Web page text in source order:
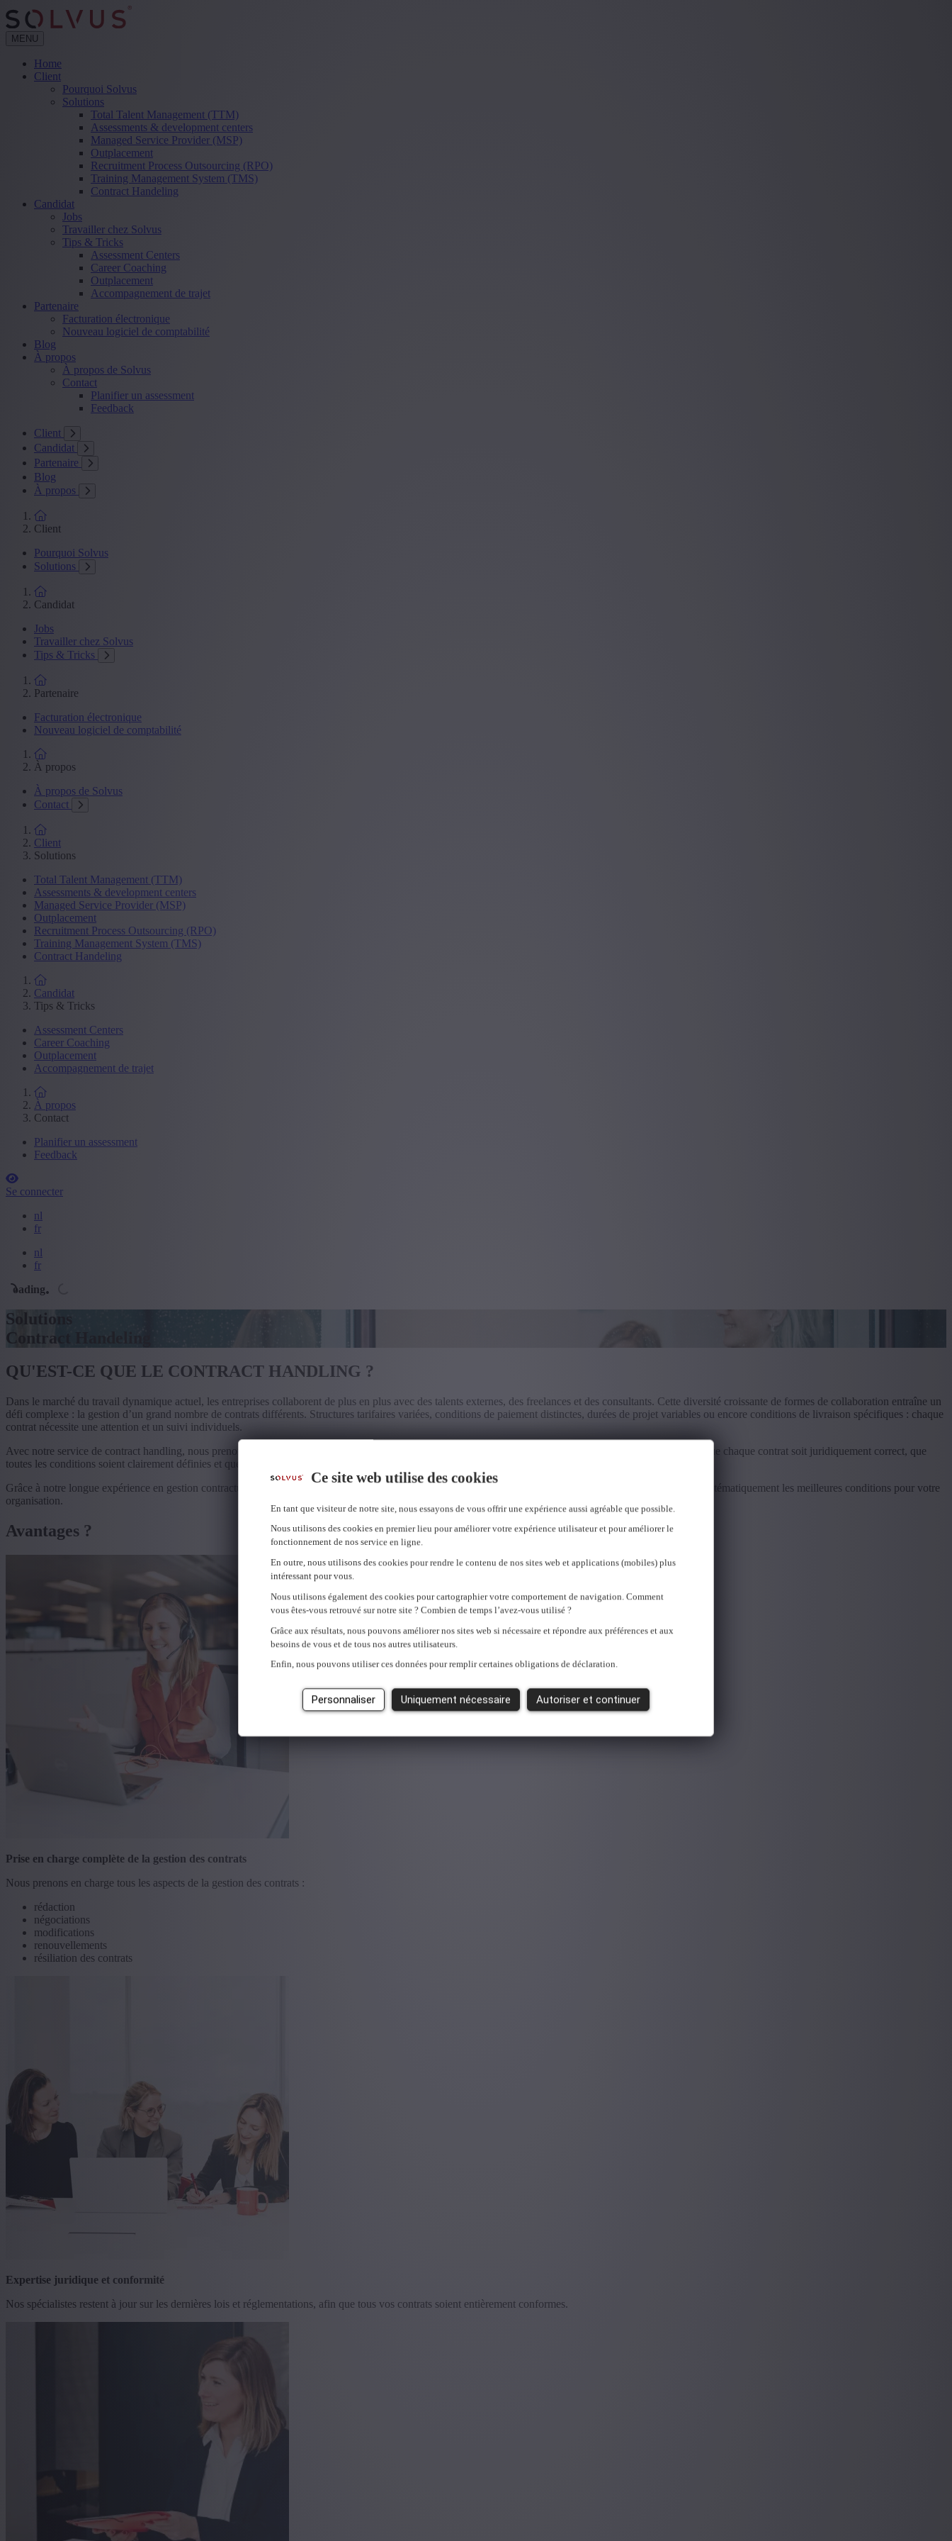
Ce site web utilise des cookies
En tant que visiteur de notre site, nous essayons de vous offrir une expérience aussi agréable que possible.
Nous utilisons des cookies en premier lieu pour améliorer votre expérience utilisateur et pour améliorer le
fonctionnement de nos service en ligne.
En outre, nous utilisons des cookies pour rendre le contenu de nos sites web et applications (mobiles) plus
intéressant pour vous.
Nous utilisons également des cookies pour cartographier votre comportement de navigation. Comment
vous êtes-vous retrouvé sur notre site ? Combien de temps l’avez-vous utilisé ?
Grâce aux résultats, nous pouvons améliorer nos sites web si nécessaire et répondre aux préférences et aux
besoins de vous et de tous nos autres utilisateurs.
Enfin, nous pouvons utiliser ces données pour remplir certaines obligations de déclaration.
Personnaliser Uniquement nécessaire Autoriser et continuer
MENU
Home
Client
Pourquoi Solvus
Solutions
Total Talent Management (TTM)
Assessments & development centers
Managed Service Provider (MSP)
Outplacement
Recruitment Process Outsourcing (RPO)
Training Management System (TMS)
Contract Handeling
Candidat
Jobs
Travailler chez Solvus
Tips & Tricks
Assessment Centers
Career Coaching
Outplacement
Accompagnement de trajet
Partenaire
Facturation électronique
Nouveau logiciel de comptabilité
Blog
À propos
À propos de Solvus
Contact
Planifier un assessment
Feedback
Client
Candidat
Partenaire
Blog
À propos
Client
Pourquoi Solvus
Solutions
Candidat
Jobs
Travailler chez Solvus
Tips & Tricks
Partenaire
Facturation électronique
Nouveau logiciel de comptabilité
À propos
À propos de Solvus
Contact
Client
Solutions
Total Talent Management (TTM)
Assessments & development centers
Managed Service Provider (MSP)
Outplacement
Recruitment Process Outsourcing (RPO)
Training Management System (TMS)
Contract Handeling
Candidat
Tips & Tricks
Assessment Centers
Career Coaching
Outplacement
Accompagnement de trajet
À propos
Contact
Planifier un assessment
Feedback
Se connecter
nl
fr
nl
fr
Loading...
Solutions
Contract Handeling
QU'EST-CE QUE LE CONTRACT HANDLING ?
Dans le marché du travail dynamique actuel, les entreprises collaborent de plus en plus avec des talents externes, des freelances et des consultants. Cette diversité croissante de formes de collaboration entraîne un
défi complexe : la gestion d’un grand nombre de contrats différents. Structures tarifaires variées, conditions de paiement distinctes, durées de projet variables ou encore conditions de livraison spécifiques : chaque
contrat nécessite une attention et un suivi individuels.
Avec notre service de contract handling, nous prenons en charge la gestion complète de vos contrats fournisseurs de A à Z. Nos experts internes veillent à ce que chaque contrat soit juridiquement correct, que
toutes les conditions soient clairement définies et que le suivi administratif soit irréprochable.
Grâce à notre longue expérience en gestion contractuelle, nous pouvons gérer rapidement différents types de contrats et de fournisseurs, tout en recherchant systématiquement les meilleures conditions pour votre
organisation.
Avantages ?
Prise en charge complète de la gestion des contrats
Nous prenons en charge tous les aspects de la gestion des contrats :
rédaction
négociations
modifications
renouvellements
résiliation des contrats
Expertise juridique et conformité
Nos spécialistes restent à jour sur les dernières lois et réglementations, afin que tous vos contrats soient entièrement conformes.